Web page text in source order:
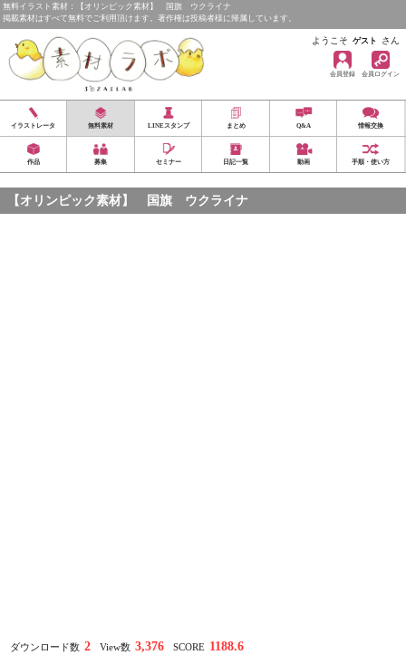
無料イラスト素材：【オリンピック素材】 国旗 ウクライナ
掲載素材はすべて無料でご利用頂けます。著作権は投稿者様に帰属しています。
ようこそ ゲスト さん
会員登録 会員ログイン
イラストレータ 無料素材 LINEスタンプ まとめ Q&A 情報交換
作品 募集 セミナー 日記一覧 動画 手順・使い方
【オリンピック素材】 国旗 ウクライナ
ダウンロード数 2 View数 3,376 SCORE 1188.6